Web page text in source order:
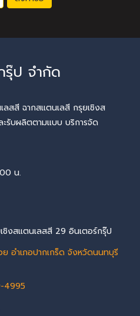
ป จำกัด
สสี ฉากสแตนเลสี กรุยเชิงส
รับผลิตตามแบบ บริการจัด
น.
ชิงสแตนเลสสี 29 อินเตอร์กรุ๊ป
อำเภอปากเกร็ด จังหวัดนนทบุรี
4995